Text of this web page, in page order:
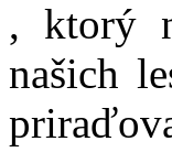
, ktorý
našich